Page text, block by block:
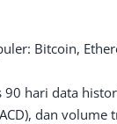
Bitcoin,
90 hari data
dan volume